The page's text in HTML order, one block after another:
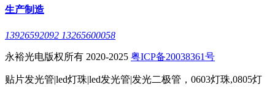
生产制造
13926592092 13265600058
永裕光电版权所有 2020-2025 粤ICP备20038361号
贴片发光管|led灯珠|led发光管|发光二极管，0603灯珠,0805灯